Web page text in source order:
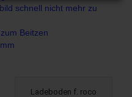
schnell nicht mehr zu
Beitzen
Ladeboden f. roco